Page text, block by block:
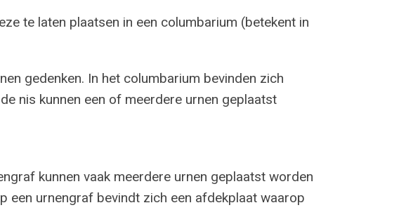
te laten plaatsen in een columbarium (betekent in
gedenken. In het columbarium bevinden zich
nis kunnen een of meerdere urnen geplaatst
kunnen vaak meerdere urnen geplaatst worden
een urnengraf bevindt zich een afdekplaat waarop